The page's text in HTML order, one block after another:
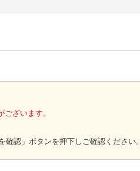
ざいます。
認」ボタンを押下しご確認ください。